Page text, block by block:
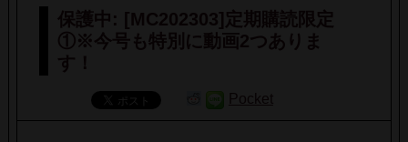
保護中: [MC202303]定期購読限定
①※今号も特別に動画2つありま
す！
Pocket